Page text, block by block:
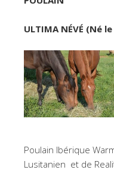
ULTIMA NÉVÉ (Né
Poulain Ibérique
Lusitanien et de